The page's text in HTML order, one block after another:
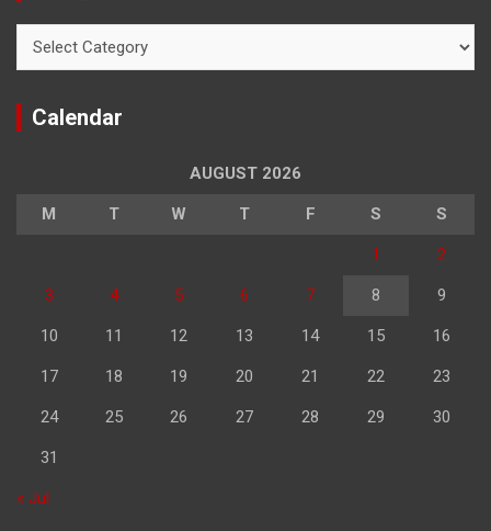
Calendar
AUGUST 2026
M T W T F S S
1 2
3 4 5 6 7 8 9
10 11 12 13 14 15 16
17 18 19 20 21 22 23
24 25 26 27 28 29 30
31
« Jul